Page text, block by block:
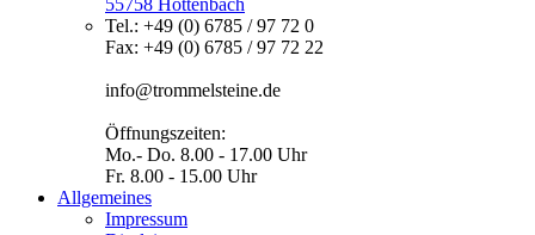
55758 Hottenbach
Tel.: +49 (0) 6785 / 97 72 0
Fax: +49 (0) 6785 / 97 72 22
info@trommelsteine.de
Öffnungszeiten:
Mo.- Do. 8.00 - 17.00 Uhr
Fr. 8.00 - 15.00 Uhr
Allgemeines
Impressum